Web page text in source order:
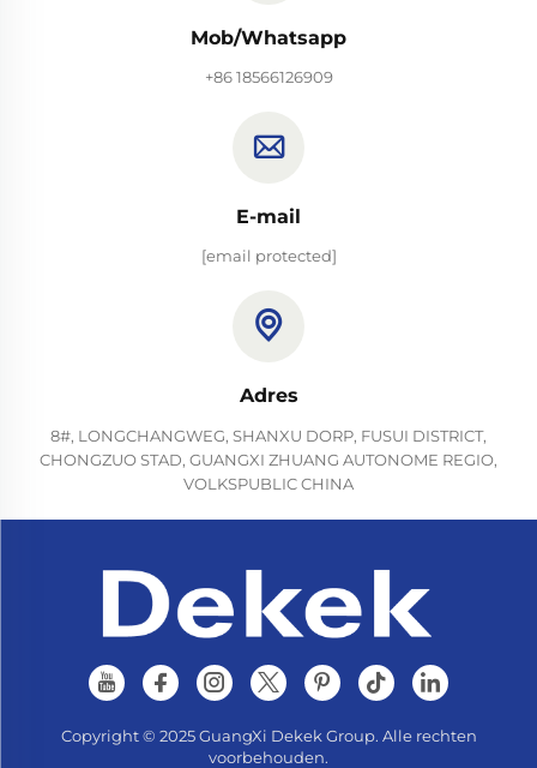
Mob/Whatsapp
+86 18566126909
E-mail
[email protected]
Adres
8#, LONGCHANGWEG, SHANXU DORP, FUSUI DISTRICT,
CHONGZUO STAD, GUANGXI ZHUANG AUTONOME REGIO,
VOLKSPUBLIC CHINA
Copyright © 2025 GuangXi Dekek Group. Alle rechten
voorbehouden.